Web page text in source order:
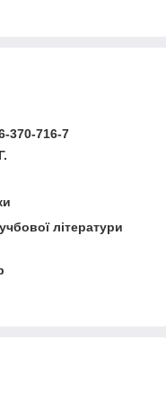
370-716-7
літератури